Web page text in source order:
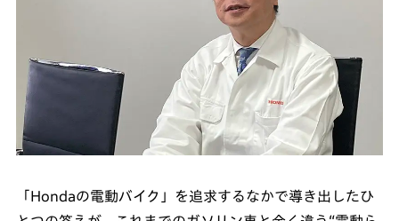
「Hondaの電動バイク」を追求するなかで導き出したひ